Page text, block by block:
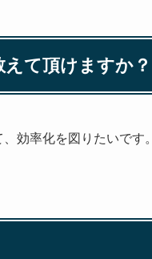
て頂けますか？
効率化を図りたいです。